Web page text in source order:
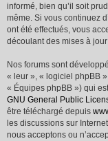
informé, bien qu’il soit
même. Si vous continuez
ont été effectués, vous
découlant des mises à
Nos forums sont
« leur », « logiciel phpBB
« Équipes phpBB ») qui
GNU General Public
être téléchargé depuis
les discussions sur
nous acceptons ou